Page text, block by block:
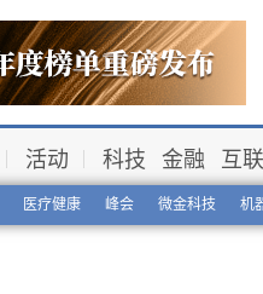
医疗健康 峰会 微金科技 机
活动 科技 金融 互